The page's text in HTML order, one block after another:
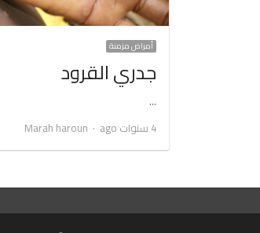
أمراض مزمنة
جدري القرود
…
4 سنوات ago
Author
Marah haroun